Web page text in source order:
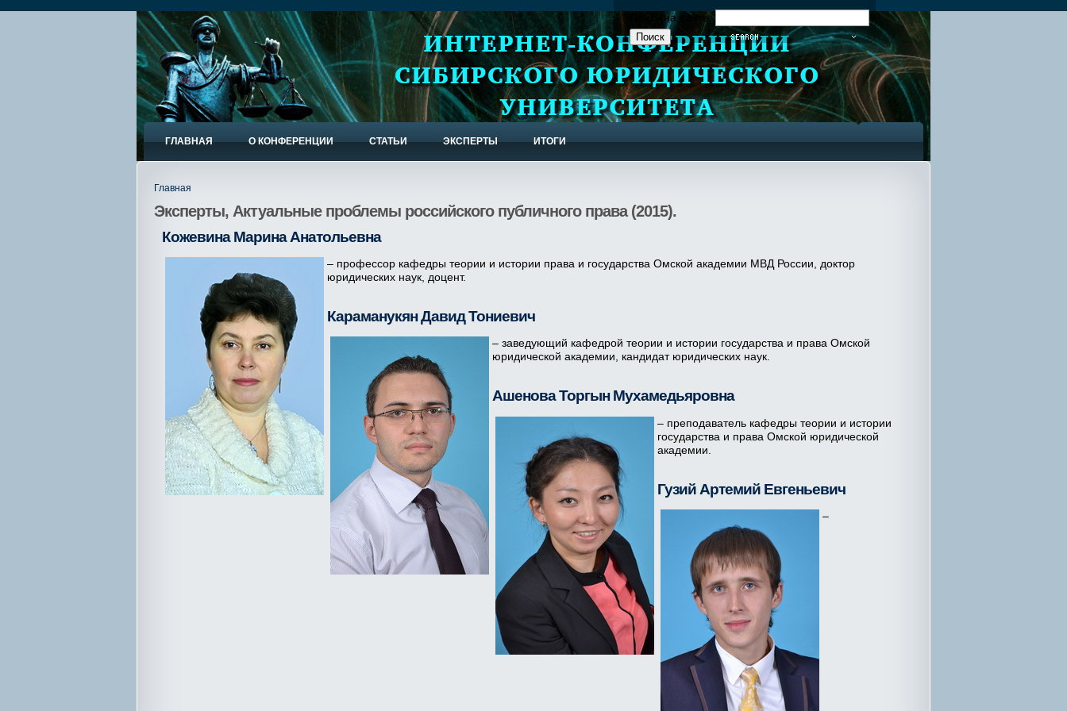
Поиск на сайте:
ГЛАВНАЯ О КОНФЕРЕНЦИИ СТАТЬИ ЭКСПЕРТЫ ИТОГИ
Главная
Эксперты, Актуальные проблемы российского публичного права (2015).
Кожевина Марина Анатольевна
– профессор кафедры теории и истории права и государства Омской академии МВД России, доктор
юридических наук, доцент.
Караманукян Давид Тониевич
– заведующий кафедрой теории и истории государства и права Омской
юридической академии, кандидат юридических наук.
Ашенова Торгын Мухамедьяровна
– преподаватель кафедры теории и истории
государства и права Омской юридической
академии.
Гузий Артемий Евгеньевич
–